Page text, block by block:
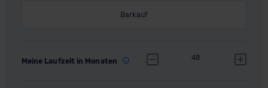
Barkauf
Meine Laufzeit in Monaten 48